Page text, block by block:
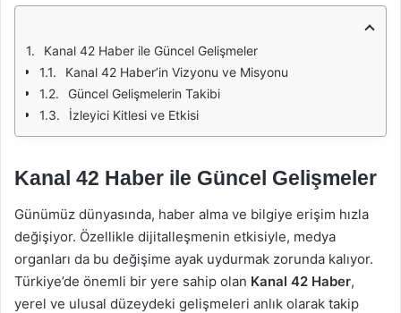
Kanal 42 Haber ile Güncel Gelişmeler
Kanal 42 Haber’in Vizyonu ve Misyonu
Güncel Gelişmelerin Takibi
İzleyici Kitlesi ve Etkisi
Kanal 42 Haber ile Güncel Gelişmeler
Günümüz dünyasında, haber alma ve bilgiye erişim hızla
değişiyor. Özellikle dijitalleşmenin etkisiyle, medya
organları da bu değişime ayak uydurmak zorunda kalıyor.
Türkiye’de önemli bir yere sahip olan Kanal 42 Haber,
yerel ve ulusal düzeydeki gelişmeleri anlık olarak takip